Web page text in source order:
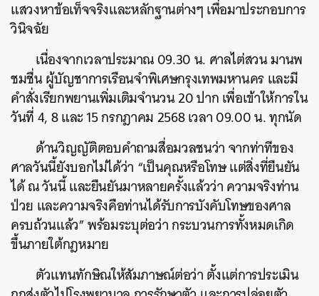
แสวงหาข้อเท็จจริงและหลักฐานต่างๆ เพื่อมาประกอบการ
วินิจฉัย
เนื่องจากเวลาประมาณ 09.30 น. ศาลไต่สวน มานพ
ชมชื่น ผู้บัญชาการเรือนจำพิเศษกรุงเทพมหานคร และมี
คำสั่งเรียกพยานเพิ่มเติมจำนวน 20 ปาก เพื่อเข้าให้การใน
วันที่ 4, 8 และ 15 กรกฎาคม 2568 เวลา 09.00 น. ทุกนัด
ด้านวิญญัติตอบคำถามสื่อมวลชนว่า จากท่าทีของ
ศาลวันนี้ยังบอกไม่ได้ว่า “เป็นคุณหรือโทษ แต่สิ่งที่ยืนยัน
ได้ ณ วันนี้ และยืนยันมาหลายครั้งแล้วว่า ความจริงท่าน
ป่วย และความจริงคือท่านได้รับการบังคับโทษของศาล
ครบถ้วนแล้ว” พร้อมระบุต่อว่า กระบวนการทั้งหมดเกิด
ขึ้นภายใต้กฎหมาย
ตัวแทนทักษิณให้สัมภาษณ์ต่อว่า ตั้งแต่การประเมิน